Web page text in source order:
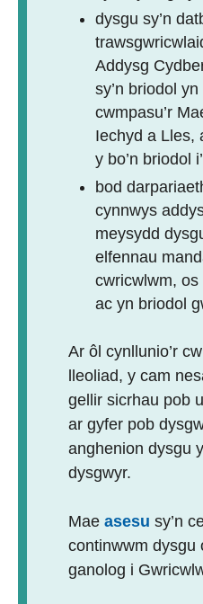
dysgu sy’n
Addysg
sy’n briodol
cwmpasu’r
Iechyd a Lles,
y bo’n briodol
bod
cynnwys
meysydd
elfennau
cwricwlwm, os
ac yn briodol
Ar ôl cynllunio’r
lleoliad, y cam
gellir sicrhau pob
ar gyfer pob
anghenion dysgu
dysgwyr.
Mae asesu sy’n
continwwm dysgu
ganolog i